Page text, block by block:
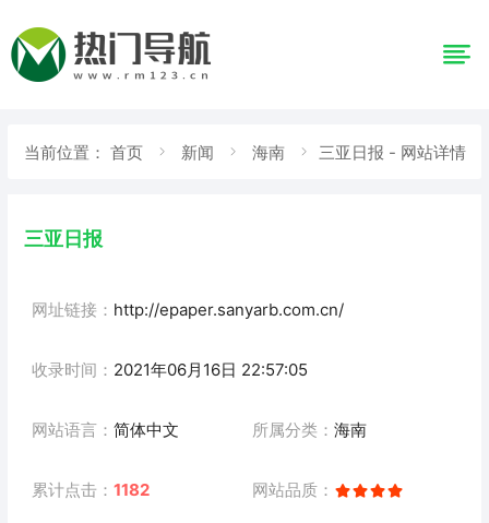
当前位置： 首页 新闻 海南 三亚日报 - 网站详情
三亚日报
网址链接： http://epaper.sanyarb.com.cn/
收录时间： 2021年06月16日 22:57:05
网站语言： 简体中文 所属分类： 海南
累计点击： 1182 网站品质：